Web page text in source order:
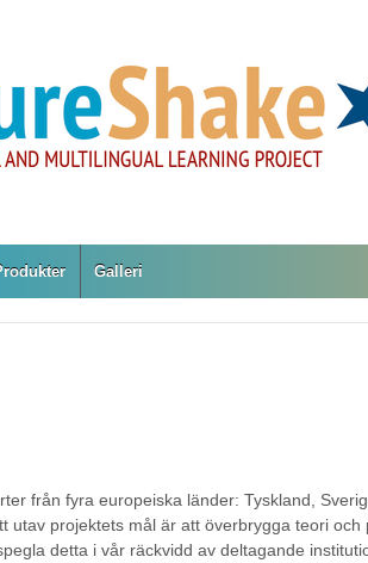
Galleri
från fyra europeiska länder: Tyskland,
utav projektets mål är att överbrygga teori och
detta i vår räckvidd av deltagande